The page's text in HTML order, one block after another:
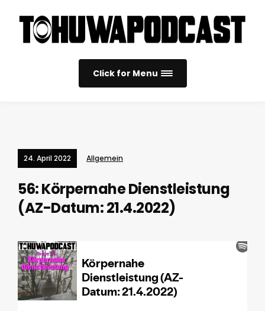
Click for Menu
24. April 2022 Allgemein
56: Körpernahe Dienstleistung
(AZ-Datum: 21.4.2022)